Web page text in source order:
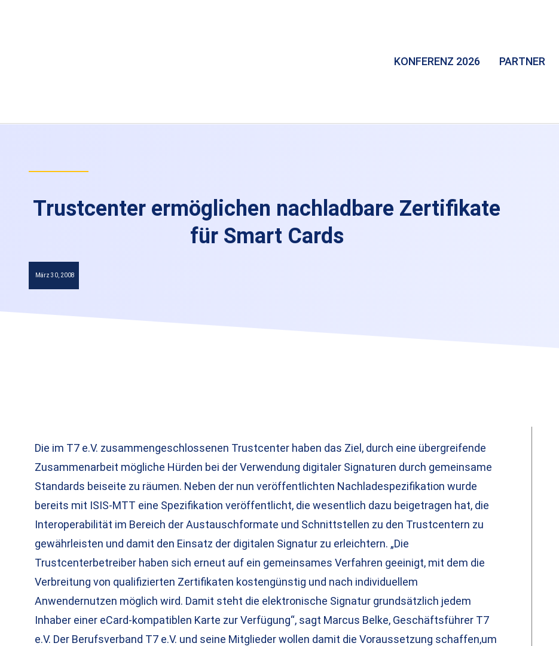
KONFERENZ 2026 PARTNER
Trustcenter ermöglichen nachladbare Zertifikate
für Smart Cards
März 30, 2008
Die im T7 e.V. zusammengeschlossenen Trustcenter haben das Ziel, durch eine übergreifende
Zusammenarbeit mögliche Hürden bei der Verwendung digitaler Signaturen durch gemeinsame
Standards beiseite zu räumen. Neben der nun veröffentlichten Nachladespezifikation wurde
bereits mit ISIS-MTT eine Spezifikation veröffentlicht, die wesentlich dazu beigetragen hat, die
Interoperabilität im Bereich der Austauschformate und Schnittstellen zu den Trustcentern zu
gewährleisten und damit den Einsatz der digitalen Signatur zu erleichtern. „Die
Trustcenterbetreiber haben sich erneut auf ein gemeinsames Verfahren geeinigt, mit dem die
Verbreitung von qualifizierten Zertifikaten kostengünstig und nach individuellem
Anwendernutzen möglich wird. Damit steht die elektronische Signatur grundsätzlich jedem
Inhaber einer eCard-kompatiblen Karte zur Verfügung“, sagt Marcus Belke, Geschäftsführer T7
e.V. Der Berufsverband T7 e.V. und seine Mitglieder wollen damit die Voraussetzung schaffen,um